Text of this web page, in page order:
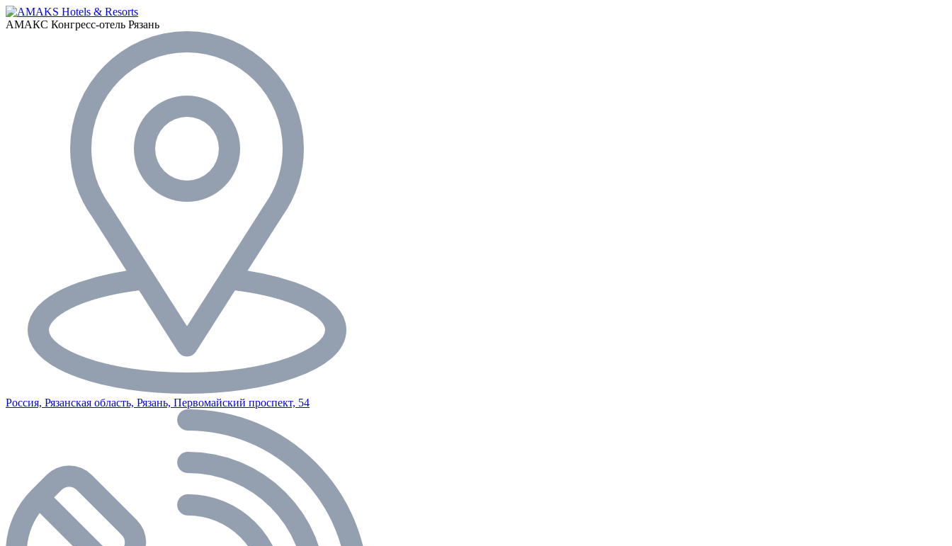
АМАКС Конгресс-отель Рязань
Россия, Рязанская область, Рязань, Первомайский проспект, 54